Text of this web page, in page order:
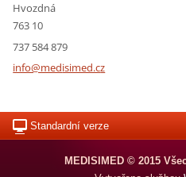
Hvozdná
763 10
737 584 879
info@medisimed.cz
Standardní verze
MEDISIMED © 2015